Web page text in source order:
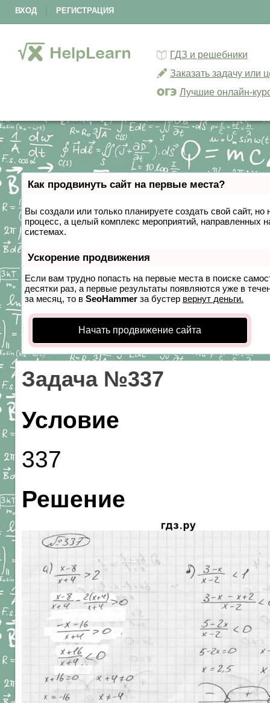
ВХОД РЕГИСТРАЦИЯ
ГДЗ и решебники
Заказать задачу или
Лучшие онлайн-
Как продвинуть сайт на первые места?
Вы создали или только планируете создать свой сайт,
процесс, а целый комплекс мероприятий, направленных
системах.
Ускорение продвижения
Если вам трудно попасть на первые места в поиске
десятки раз, а первые результаты появляются уже в
за месяц, то в SeoHammer за бустер вернут деньги.
Начать продвижение сайта
Задача №337
Условие
337
Решение